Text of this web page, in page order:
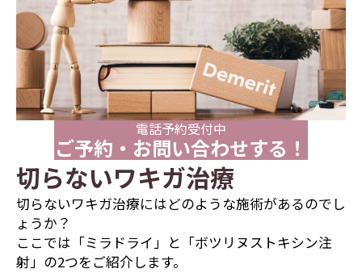
電話予約受付中
ご予約・お問い合わせする！
切らないワキガ治療
切らないワキガ治療にはどのような施術があるのでし
ょうか？
ここでは「ミラドライ」と「ボツリヌストキシン注
射」の2つをご紹介します。